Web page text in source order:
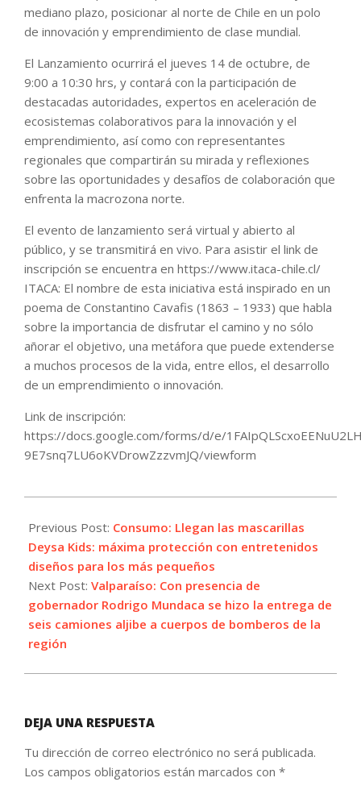
mediano plazo, posicionar al norte de Chile en un polo
de innovación y emprendimiento de clase mundial.
El Lanzamiento ocurrirá el jueves 14 de octubre, de
9:00 a 10:30 hrs, y contará con la participación de
destacadas autoridades, expertos en aceleración de
ecosistemas colaborativos para la innovación y el
emprendimiento, así como con representantes
regionales que compartirán su mirada y reflexiones
sobre las oportunidades y desafíos de colaboración que
enfrenta la macrozona norte.
El evento de lanzamiento será virtual y abierto al
público, y se transmitirá en vivo. Para asistir el link de
inscripción se encuentra en https://www.itaca-chile.cl/
ITACA: El nombre de esta iniciativa está inspirado en un
poema de Constantino Cavafis (1863 – 1933) que habla
sobre la importancia de disfrutar el camino y no sólo
añorar el objetivo, una metáfora que puede extenderse
a muchos procesos de la vida, entre ellos, el desarrollo
de un emprendimiento o innovación.
Link de inscripción:
https://docs.google.com/forms/d/e/
9E7snq7LU6oKVDrowZzzvmJQ/viewform
10-
12
Previous Post: Consumo: Llegan las mascarillas
Deysa Kids: máxima protección con entretenidos
diseños para los más pequeños
Next Post: Valparaíso: Con presencia de
gobernador Rodrigo Mundaca se hizo la entrega de
seis camiones aljibe a cuerpos de bomberos de la
región
DEJA UNA RESPUESTA
Tu dirección de correo electrónico no será publicada.
Los campos obligatorios están marcados con *